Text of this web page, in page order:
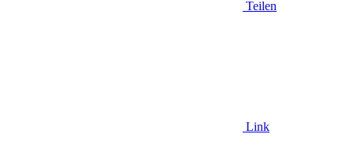
Teilen
Link